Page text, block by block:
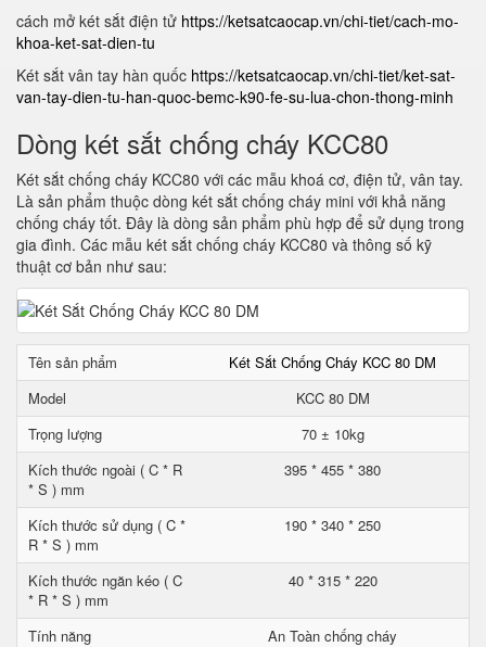
cách mở két sắt điện tử https://ketsatcaocap.vn/chi-tiet/cach-mo-
khoa-ket-sat-dien-tu
Két sắt vân tay hàn quốc https://ketsatcaocap.vn/chi-tiet/ket-sat-
van-tay-dien-tu-han-quoc-bemc-k90-fe-su-lua-chon-thong-minh
Dòng két sắt chống cháy KCC80
Két sắt chống cháy KCC80 với các mẫu khoá cơ, điện tử, vân tay.
Là sản phẩm thuộc dòng két sắt chống cháy mini với khả năng
chống cháy tốt. Đây là dòng sản phẩm phù hợp để sử dụng trong
gia đình. Các mẫu két sắt chống cháy KCC80 và thông số kỹ
thuật cơ bản như sau:
Tên sản phẩm
Két Sắt Chống Cháy KCC 80 DM
Model
KCC 80 DM
Trọng lượng
70 ± 10kg
Kích thước ngoài ( C * R
* S ) mm
395 * 455 * 380
Kích thước sử dụng ( C *
R * S ) mm
190 * 340 * 250
Kích thước ngăn kéo ( C
* R * S ) mm
40 * 315 * 220
Tính năng
An Toàn chống cháy